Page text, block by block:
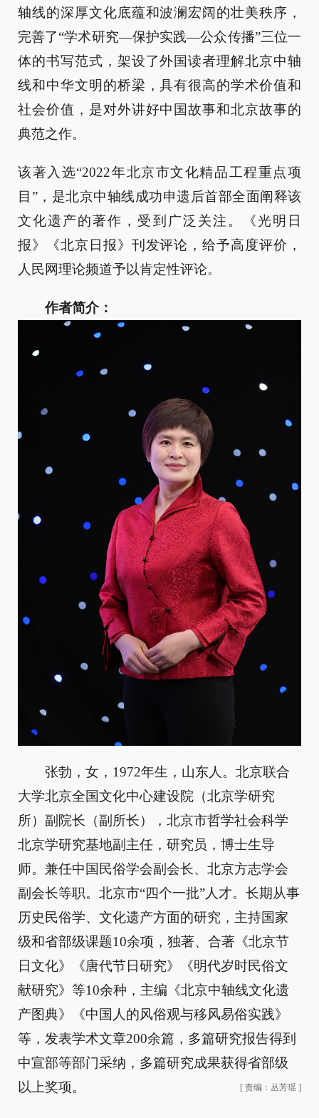
轴线的深厚文化底蕴和波澜宏阔的壮美秩序，
完善了“学术研究—保护实践—公众传播”三位一
体的书写范式，架设了外国读者理解北京中轴
线和中华文明的桥梁，具有很高的学术价值和
社会价值，是对外讲好中国故事和北京故事的
典范之作。
该著入选“2022年北京市文化精品工程重点项
目”，是北京中轴线成功申遗后首部全面阐释该
文化遗产的著作，受到广泛关注。《光明日
报》《北京日报》刊发评论，给予高度评价，
人民网理论频道予以肯定性评论。
作者简介：
张勃，女，1972年生，山东人。北京联合
大学北京全国文化中心建设院（北京学研究
所）副院长（副所长），北京市哲学社会科学
北京学研究基地副主任，研究员，博士生导
师。兼任中国民俗学会副会长、北京方志学会
副会长等职。北京市“四个一批”人才。长期从事
历史民俗学、文化遗产方面的研究，主持国家
级和省部级课题10余项，独著、合著《北京节
日文化》《唐代节日研究》《明代岁时民俗文
献研究》等10余种，主编《北京中轴线文化遗
产图典》《中国人的风俗观与移风易俗实践》
等，发表学术文章200余篇，多篇研究报告得到
中宣部等部门采纳，多篇研究成果获得省部级
以上奖项。
[ 责编：丛芳瑶 ]